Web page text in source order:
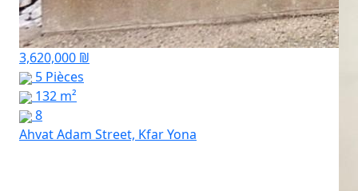
3,620,000 ₪
5 Pièces
132 m²
8
Ahvat Adam Street, Kfar Yona